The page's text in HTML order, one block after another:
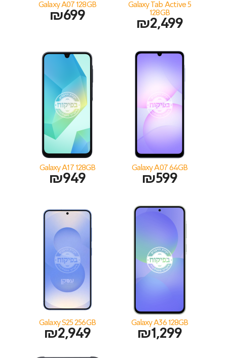
Galaxy Tab Active 5
128GB
₪2,499
Galaxy A07 128GB
₪699
Galaxy A07 64GB
₪599
Galaxy A17 128GB
₪949
Galaxy A36 128GB
₪1,299
Galaxy S25 256GB
₪2,949